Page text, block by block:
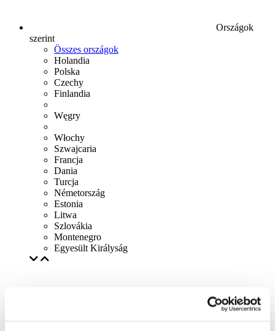
Országok
szerint
Összes országok
Holandia
Polska
Czechy
Finlandia
Węgry
Włochy
Szwajcaria
Francja
Dania
Turcja
Németország
Estonia
Litwa
Szlovákia
Montenegro
Egyesült Királyság